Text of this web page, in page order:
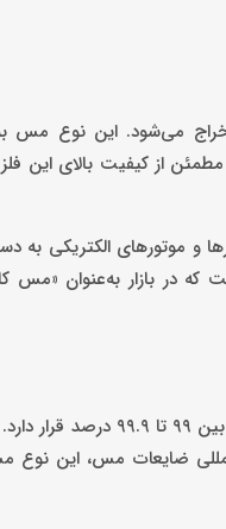
می‌شود. این نوع مس
از کیفیت بالای این
و موتورهای الکتریکی
در بازار به‌عنوان «مس
از منظر فنی، مس کابلی قرمز شامل رشته‌های مسی حاصل از
ضایعات مس، این